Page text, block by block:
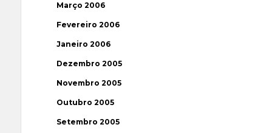
Março 2006
Fevereiro 2006
Janeiro 2006
Dezembro 2005
Novembro 2005
Outubro 2005
Setembro 2005